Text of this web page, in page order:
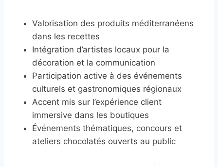
Valorisation des produits méditerranéens
dans les recettes
Intégration d’artistes locaux pour la
décoration et la communication
Participation active à des événements
culturels et gastronomiques régionaux
Accent mis sur l’expérience client
immersive dans les boutiques
Événements thématiques, concours et
ateliers chocolatés ouverts au public